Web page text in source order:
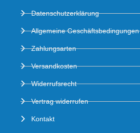
Datenschutzerklärung
Allgemeine Geschäftsbedingungen
Zahlungsarten
Versandkosten
Widerrufsrecht
Vertrag widerrufen
Kontakt